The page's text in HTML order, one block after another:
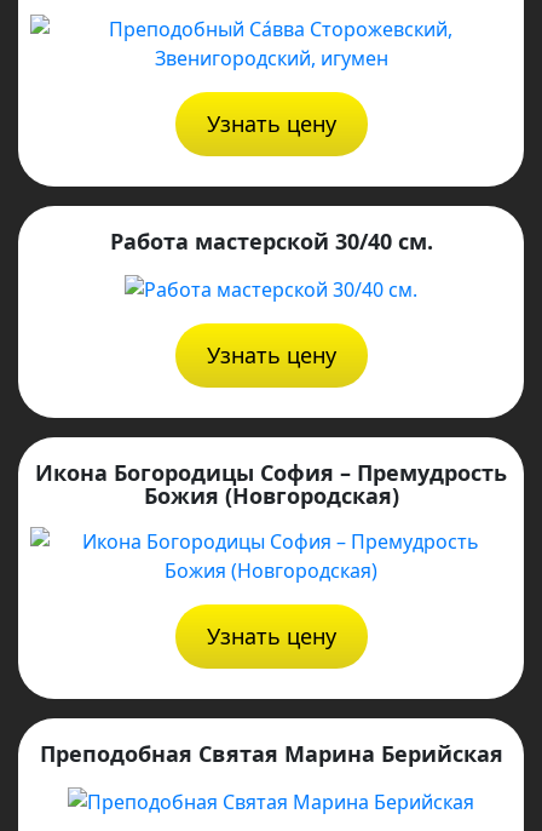
Узнать цену
Работа мастерской 30/40 см.
Узнать цену
Икона Богородицы София – Премудрость
Божия (Новгородская)
Узнать цену
Преподобная Святая Марина Берийская